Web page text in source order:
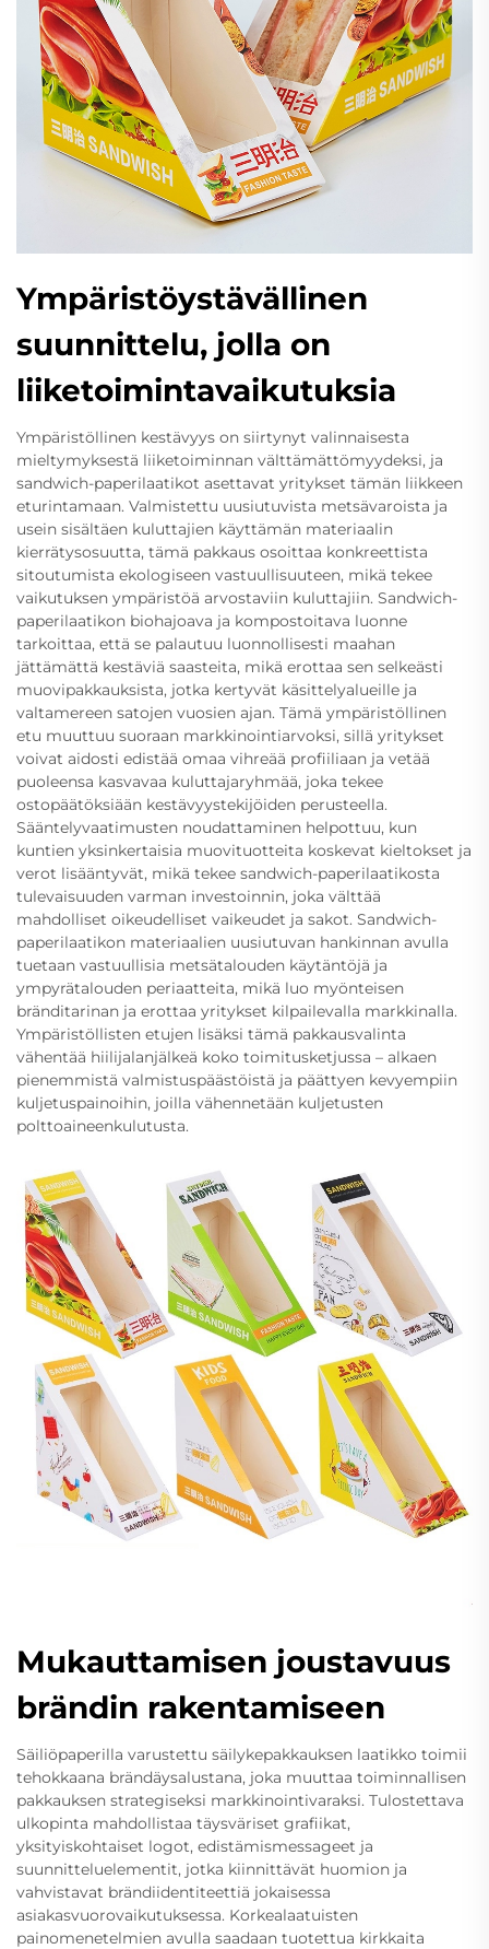
Ympäristöystävällinen
suunnittelu, jolla on
liiketoimintavaikutuksia
Ympäristöllinen kestävyys on siirtynyt valinnaisesta
mieltymyksestä liiketoiminnan välttämättömyydeksi, ja
sandwich-paperilaatikot asettavat yritykset tämän liikkeen
eturintamaan. Valmistettu uusiutuvista metsävaroista ja
usein sisältäen kuluttajien käyttämän materiaalin
kierrätysosuutta, tämä pakkaus osoittaa konkreettista
sitoutumista ekologiseen vastuullisuuteen, mikä tekee
vaikutuksen ympäristöä arvostaviin kuluttajiin. Sandwich-
paperilaatikon biohajoava ja kompostoitava luonne
tarkoittaa, että se palautuu luonnollisesti maahan
jättämättä kestäviä saasteita, mikä erottaa sen selkeästi
muovipakkauksista, jotka kertyvät käsittelyalueille ja
valtamereen satojen vuosien ajan. Tämä ympäristöllinen
etu muuttuu suoraan markkinointiarvoksi, sillä yritykset
voivat aidosti edistää omaa vihreää profiiliaan ja vetää
puoleensa kasvavaa kuluttajaryhmää, joka tekee
ostopäätöksiään kestävyystekijöiden perusteella.
Sääntelyvaatimusten noudattaminen helpottuu, kun
kuntien yksinkertaisia muovituotteita koskevat kieltokset ja
verot lisääntyvät, mikä tekee sandwich-paperilaatikosta
tulevaisuuden varman investoinnin, joka välttää
mahdolliset oikeudelliset vaikeudet ja sakot. Sandwich-
paperilaatikon materiaalien uusiutuvan hankinnan avulla
tuetaan vastuullisia metsätalouden käytäntöjä ja
ympyrätalouden periaatteita, mikä luo myönteisen
bränditarinan ja erottaa yritykset kilpailevalla markkinalla.
Ympäristöllisten etujen lisäksi tämä pakkausvalinta
vähentää hiilijalanjälkeä koko toimitusketjussa – alkaen
pienemmistä valmistuspäästöistä ja päättyen kevyempiin
kuljetuspainoihin, joilla vähennetään kuljetusten
polttoaineenkulutusta.
Mukauttamisen joustavuus
brändin rakentamiseen
Säiliöpaperilla varustettu säilykepakkauksen laatikko toimii
tehokkaana brändäysalustana, joka muuttaa toiminnallisen
pakkauksen strategiseksi markkinointivaraksi. Tulostettava
ulkopinta mahdollistaa täysväriset grafiikat,
yksityiskohtaiset logot, edistämismessageet ja
suunnitteluelementit, jotka kiinnittävät huomion ja
vahvistavat brändiidentiteettiä jokaisessa
asiakasvuorovaikutuksessa. Korkealaatuisten
painomenetelmien avulla saadaan tuotettua kirkkaita